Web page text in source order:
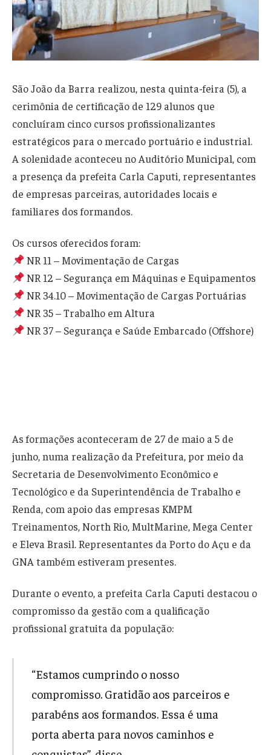
São João da Barra realizou, nesta quinta-feira (5), a
cerimônia de certificação de 129 alunos que
concluíram cinco cursos profissionalizantes
estratégicos para o mercado portuário e industrial.
A solenidade aconteceu no Auditório Municipal, com
a presença da prefeita Carla Caputi, representantes
de empresas parceiras, autoridades locais e
familiares dos formandos.
Os cursos oferecidos foram:
NR 11 – Movimentação de Cargas
NR 12 – Segurança em Máquinas e Equipamentos
NR 34.10 – Movimentação de Cargas Portuárias
NR 35 – Trabalho em Altura
NR 37 – Segurança e Saúde Embarcado (Offshore)
As formações aconteceram de 27 de maio a 5 de
junho, numa realização da Prefeitura, por meio da
Secretaria de Desenvolvimento Econômico e
Tecnológico e da Superintendência de Trabalho e
Renda, com apoio das empresas KMPM
Treinamentos, North Rio, MultMarine, Mega Center
e Eleva Brasil. Representantes da Porto do Açu e da
GNA também estiveram presentes.
Durante o evento, a prefeita Carla Caputi destacou o
compromisso da gestão com a qualificação
profissional gratuita da população:
“Estamos cumprindo o nosso
compromisso. Gratidão aos parceiros e
parabéns aos formandos. Essa é uma
porta aberta para novos caminhos e